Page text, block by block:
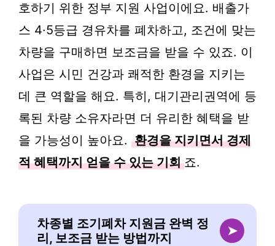
호하기 위한 정부 지원 사업이에요. 배출가
스 4·5등급 경유차를 폐차하고, 조건에 맞는
차량을 구매하면 보조금을 받을 수 있죠. 이
사업은 시민 건강과 쾌적한 환경을 지키는
데 큰 역할을 해요. 특히, 대기관리권역에 등
록된 차량 소유자라면 더 유리한 혜택을 받
을 가능성이 높아요. 환경을 지키면서 경제
적 혜택까지 얻을 수 있는 기회 죠.
차종별 조기폐차 지원금 완벽 정
리, 보조금 받는 방법까지
➤